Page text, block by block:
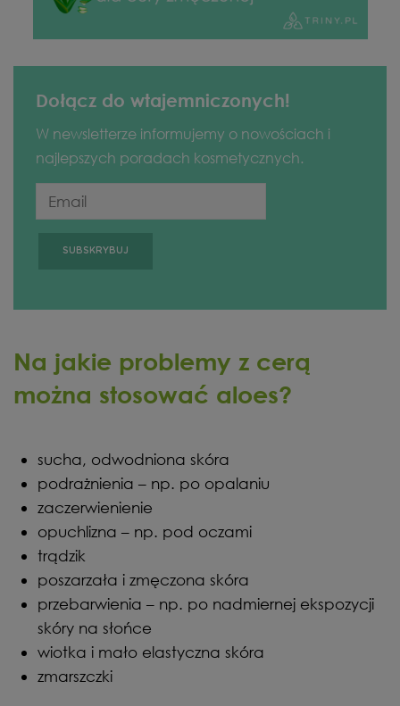
Dołącz do wtajemniczonych!
W newsletterze informujemy o nowościach i
najlepszych poradach kosmetycznych.
Na jakie problemy z cerą
można stosować aloes?
sucha, odwodniona skóra
podrażnienia – np. po opalaniu
zaczerwienienie
opuchlizna – np. pod oczami
trądzik
poszarzała i zmęczona skóra
przebarwienia – np. po nadmiernej ekspozycji
skóry na słońce
wiotka i mało elastyczna skóra
zmarszczki